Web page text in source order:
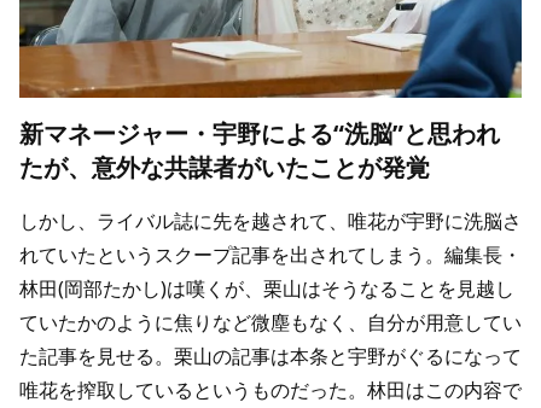
新マネージャー・宇野による“洗脳”と思われ
たが、意外な共謀者がいたことが発覚
しかし、ライバル誌に先を越されて、唯花が宇野に洗脳さ
れていたというスクープ記事を出されてしまう。編集長・
林田(岡部たかし)は嘆くが、栗山はそうなることを見越し
ていたかのように焦りなど微塵もなく、自分が用意してい
た記事を見せる。栗山の記事は本条と宇野がぐるになって
唯花を搾取しているというものだった。林田はこの内容で